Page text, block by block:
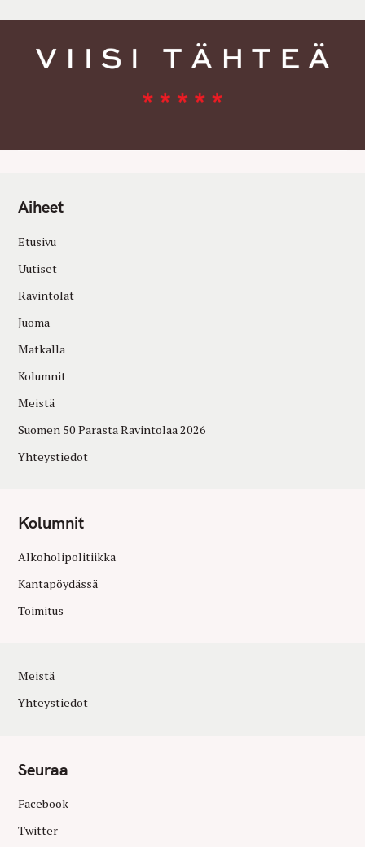
Aiheet
Etusivu
Uutiset
Ravintolat
Juoma
Matkalla
Kolumnit
Meistä
Suomen 50 Parasta Ravintolaa 2026
Yhteystiedot
Kolumnit
Alkoholipolitiikka
Kantapöydässä
Toimitus
Meistä
Yhteystiedot
Seuraa
Facebook
Twitter